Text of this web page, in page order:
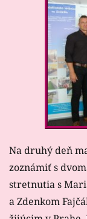
Na druhý deň
zoznámiť s
stretnutia s
a Zdenkom